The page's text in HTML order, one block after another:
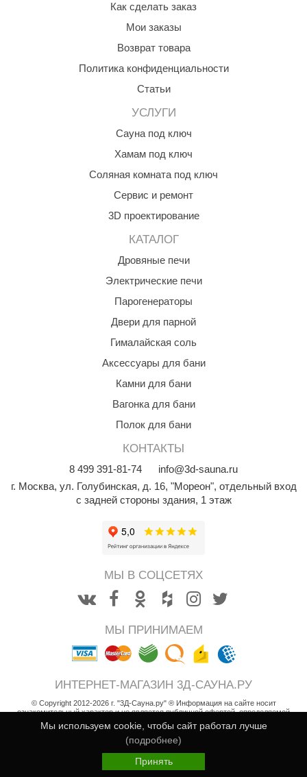
Как сделать заказ
Мои заказы
Возврат товара
Политика конфиденциальности
Статьи
УСЛУГИ
Сауна под ключ
Хамам под ключ
Соляная комната под ключ
Сервис и ремонт
3D проектирование
КАТАЛОГ
Дровяные печи
Электрические печи
Парогенераторы
Двери для парной
Гималайская соль
Аксессуары для бани
Камни для бани
Вагонка для бани
Полок для бани
КОНТАКТЫ
8 499 391-81-74
info@3d-sauna.ru
г. Москва, ул. Голубинская, д. 16, "Мореон", отдельный вход
с задней стороны здания, 1 этаж
МЫ В СОЦСЕТЯХ
МЫ ПРИНИМАЕМ
ИНТЕРНЕТ-МАГАЗИН 3Д-САУНА.РУ
© Copyright 2012-2026 г. "3Д-Сауна.ру" ® Информация на сайте носит
ознакомительный характер и не является публичной офертой, определяемой
положениями статьи 437 Гражданского кодекса РФ
Возврат товара
Пользовательское соглашение
Политика конфиденциальности
Принять
Мы используем cookie, чтобы сайт работал лучше
(подробнее)